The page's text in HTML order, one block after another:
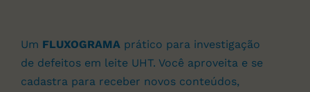
Um FLUXOGRAMA prático para investigação
de defeitos em leite UHT. Você aproveita e se
cadastra para receber novos conteúdos,